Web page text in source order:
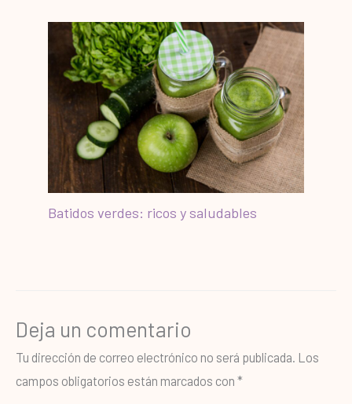
Batidos verdes: ricos y saludables
Deja un comentario
Tu dirección de correo electrónico no será publicada. Los
campos obligatorios están marcados con *